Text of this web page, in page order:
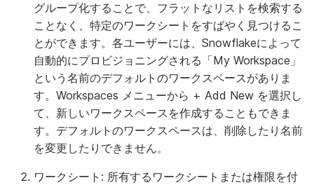
グループ化することで、フラットなリストを検索する
ことなく、特定のワークシートをすばやく見つけるこ
とができます。各ユーザーには、Snowflakeによって
自動的にプロビジョニングされる「My Workspace」
という名前のデフォルトのワークスペースがありま
す。 Workspaces メニューから + Add New を選択し
て、新しいワークスペースを作成することもできま
す。デフォルトのワークスペースは、削除したり名前
を変更したりできません。
ワークシート: 所有するワークシートまたは権限を付